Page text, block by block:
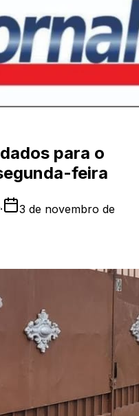
para o
feira
·
3 de novembro de